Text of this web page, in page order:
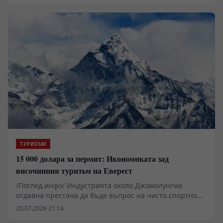
портали и епични изкачвания стои брутална
територия, управлявана от тектоничен натиск,
атмосферно разреждане и хипоксия. Хималаите са
геологична строителна площадка, която продължава
да се издига, докато архивите, генетичните анализи и
въглеродното датиране разкриват прагматичната и
често кървава история на този регион.
ТУРИЗЪМ
15 000 долара за пермит: Икономиката зад
височинния туризъм на Еверест
/Поглед.инфо/ Индустрията около Джомолунгма
отдавна престана да бъде въпрос на чисто спортно
постижение или романтичен устрем към границите
20.07.2026 21:14